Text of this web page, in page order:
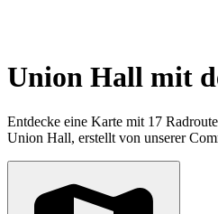
Union Hall mit
Entdecke eine Karte mit 17
Union Hall, erstellt von unserer